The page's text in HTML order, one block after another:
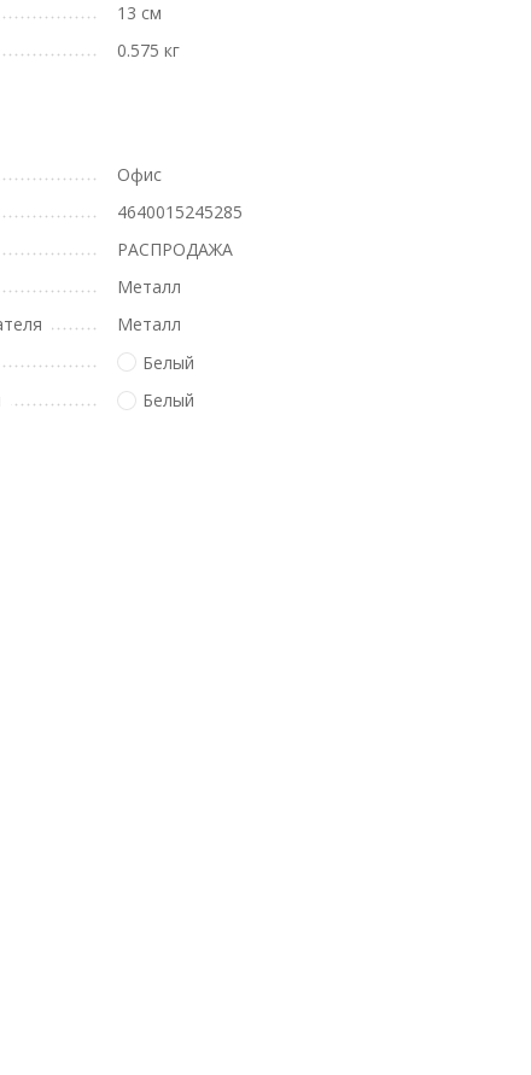
13 см
0.575 кг
Офис
4640015245285
РАСПРОДАЖА
Металл
Металл
Белый
Белый